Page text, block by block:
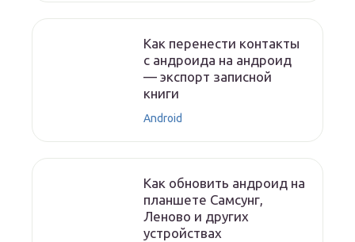
Как перенести контакты
с андроида на андроид
— экспорт записной
книги
Android
Как обновить андроид на
планшете Самсунг,
Леново и других
устройствах